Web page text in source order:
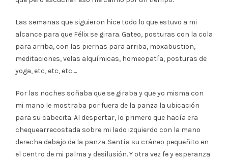
Las semanas que siguieron hice todo lo que estuvo a mi
alcance para que Félix se girara. Gateo, posturas con la cola
para arriba, con las piernas para arriba, moxabustion,
meditaciones, velas alquímicas, homeopatía, posturas de
yoga, etc, etc, etc….
Por las noches soñaba que se giraba y que yo misma con
mi mano le mostraba por fuera de la panza la ubicación
para su cabecita. Al despertar, lo primero que hacía era
chequearrecostada sobre mi lado izquierdo con la mano
derecha debajo de la panza. Sentía su cráneo pequeñito en
el centro de mi palma y desilusión. Y otra vez fe y esperanza